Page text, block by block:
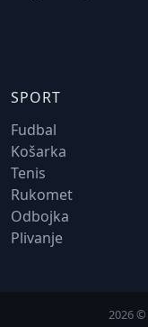
SPORT
Fudbal
Košarka
Tenis
Rukomet
Odbojka
Plivanje
2026 ©